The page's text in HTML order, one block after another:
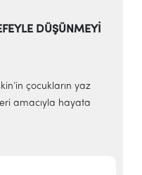
DÜŞÜNMEYİ
çocukların yaz
amacıyla hayata